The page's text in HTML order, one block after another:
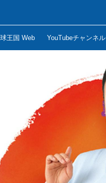
王国 Web YouTubeチャンネル